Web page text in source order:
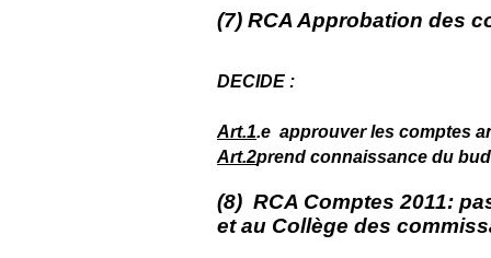
(7) RCA Approbation des
DECIDE :
Art.1.e approuver les comptes
Art.2prend connaissance du
(8) RCA Comptes 2011:
et au Collège des